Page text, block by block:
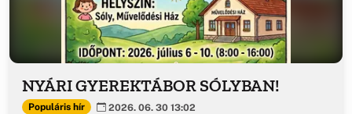
NYÁRI GYEREKTÁBOR SÓLYBAN!
Populáris hír 2026. 06. 30 13:02